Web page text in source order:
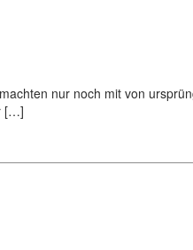
nur noch mit von
[…]